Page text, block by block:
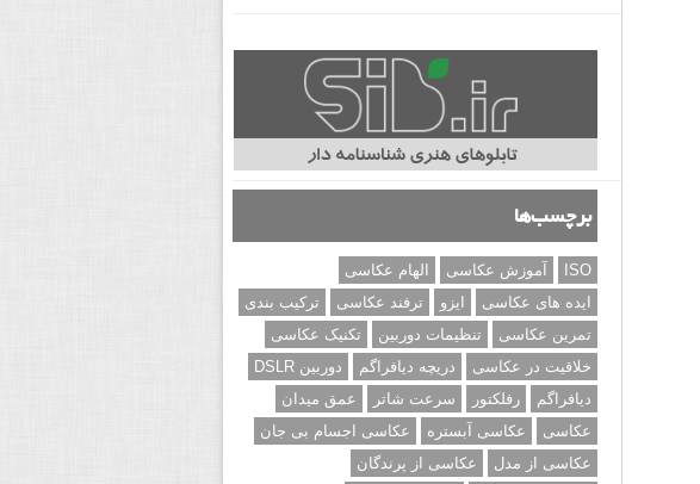
برچسب‌ها
ISO آموزش عکاسی
الهام عکاسی
ایده های عکاسی
ایزو ترفند عکاسی
ترکیب بندی
تمرین عکاسی
تنظیمات دوربین
تکنیک عکاسی
خلاقیت در عکاسی
دریچه دیافراگم
دوربین DSLR
دیافراگم
رفلکتور سرعت شاتر
عمق میدان
عکاسی
عکاسی آبستره
عکاسی اجسام بی جان
عکاسی از مدل
عکاسی از پرندگان